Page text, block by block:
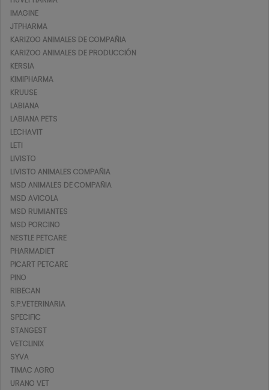
IMAGINE
JTPHARMA
KARIZOO ANIMALES DE COMPAÑIA
KARIZOO ANIMALES DE PRODUCCIÓN
KERSIA
KIMIPHARMA
KRUUSE
LABIANA
LABIANA PETS
LECHAVIT
LETI
LIVISTO
LIVISTO ANIMALES COMPAÑIA
MSD ANIMALES DE COMPAÑIA
MSD AVICOLA
MSD RUMIANTES
MSD PORCINO
NESTLE PETCARE
PHARMADIET
PICART PETCARE
PINO
RIBECAN
S.P.VETERINARIA
SPECIFIC
STANGEST
VETCLINIX
SYVA
TIMAC AGRO
URANO VET